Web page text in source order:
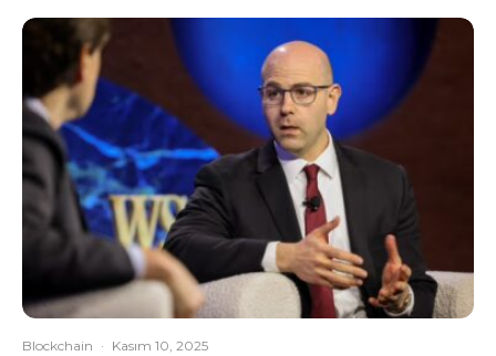
Blockchain · Kasım 10, 2025